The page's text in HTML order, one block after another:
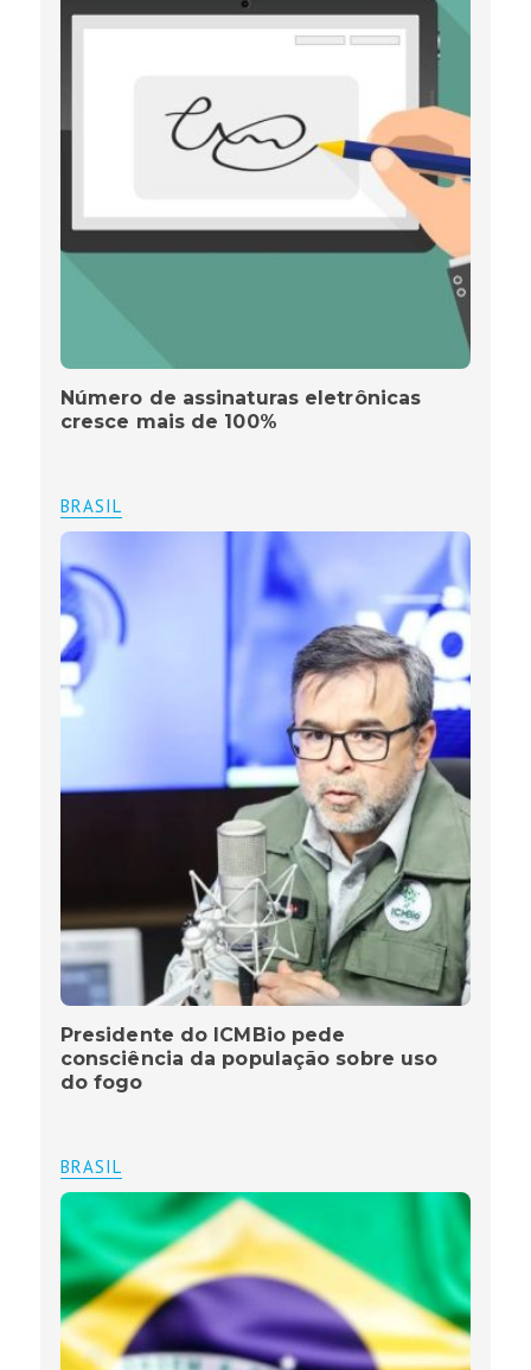
Número de assinaturas eletrônicas
cresce mais de 100%
BRASIL
Presidente do ICMBio pede
consciência da população sobre uso
do fogo
BRASIL